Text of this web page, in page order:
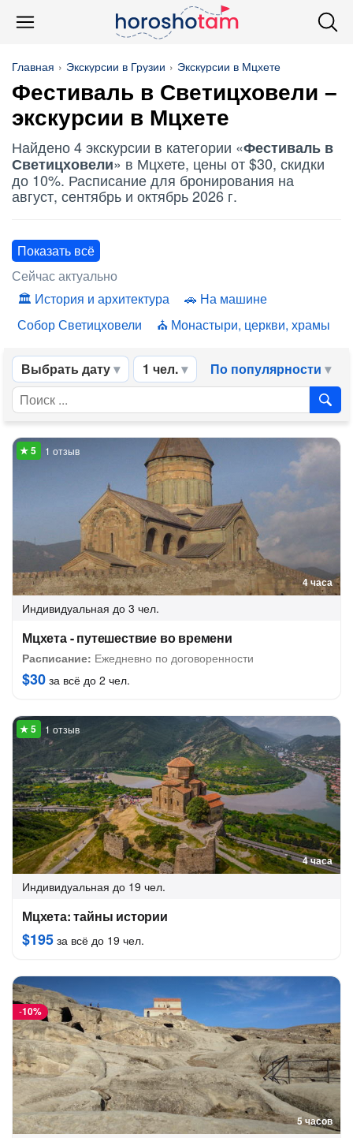
Главная Экскурсии в Грузии Экскурсии в Мцхете
Фестиваль в Светицховели –
экскурсии в Мцхете
Найдено 4 экскурсии в категории «Фестиваль в
Светицховели» в Мцхете, цены от $30, скидки
до 10%. Расписание для бронирования на
август, сентябрь и октябрь 2026 г.
Показать всё
Сейчас актуально
История и архитектура
На машине
Собор Светицховели
Монастыри, церкви, храмы
Выбрать дату 1 чел. По популярности
4 часа
1 отзыв
Индивидуальная до 3 чел.
Мцхета - путешествие во времени
Расписание: Ежедневно по договоренности
$30 за всё до 2 чел.
4 часа
1 отзыв
Индивидуальная до 19 чел.
Мцхета: тайны истории
$195 за всё до 19 чел.
5 часов
-10%